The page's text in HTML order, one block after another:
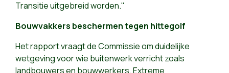
Transitie uitgebreid worden."
Bouwvakkers beschermen tegen hittegolf
Het rapport vraagt de Commissie om duidelijke
wetgeving voor wie buitenwerk verricht zoals
landbouwers en bouwwerkers. Extreme